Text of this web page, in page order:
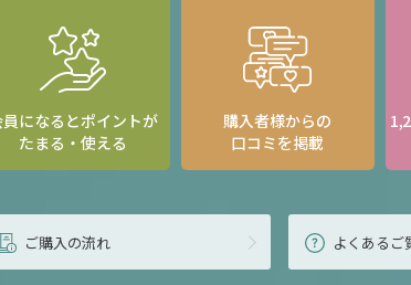
になるとポイントが
たまる・使える
購入者様からの
口コミを掲載
ご購入の流れ よくあるご